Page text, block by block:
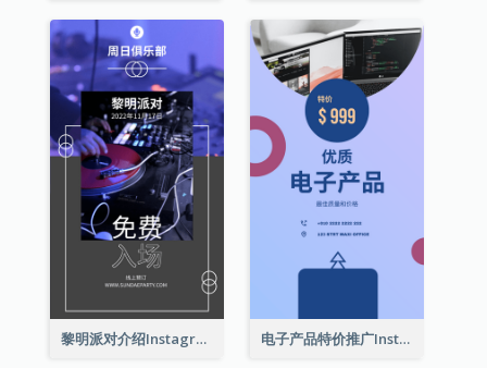
黎明派对介绍Instagram限时动态 电子产品特价推广Instagram限时动态